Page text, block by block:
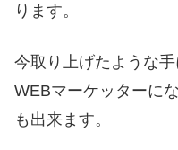
ります。
今取り上げたような
WEBマーケッターに
も出来ます。